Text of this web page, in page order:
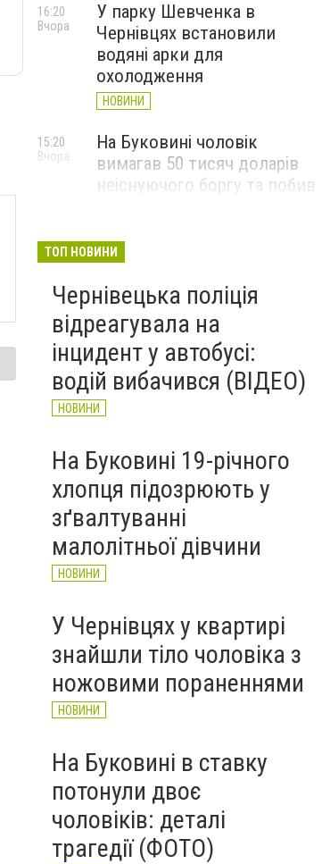
У парку Шевченка в
Чернівцях встановили
водяні арки для
охолодження
НОВИНИ
16:20
Вчора
На Буковині чоловік
вимагав 50 тисяч доларів
неіснуючого боргу та побив
15:20
Вчора
повалене дерево і
порятунок собаки: як
минула доба для
рятувальників Буковини
НОВИНИ
Вчора
ТОП НОВИНИ
Чернівецька поліція
відреагувала на
інцидент у автобусі:
водій вибачився (ВІДЕО)
НОВИНИ
На Буковині 19-річного
хлопця підозрюють у
зґвалтуванні
малолітньої дівчини
НОВИНИ
У Чернівцях у квартирі
знайшли тіло чоловіка з
ножовими пораненнями
НОВИНИ
На Буковині в ставку
потонули двоє
чоловіків: деталі
трагедії (ФОТО)